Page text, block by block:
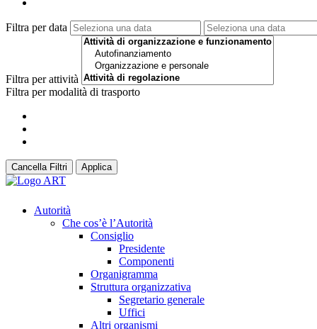
Filtra per data
Filtra per attività
Filtra per modalità di trasporto
Cancella Filtri Applica
Autorità
Che cos’è l’Autorità
Consiglio
Presidente
Componenti
Organigramma
Struttura organizzativa
Segretario generale
Uffici
Altri organismi